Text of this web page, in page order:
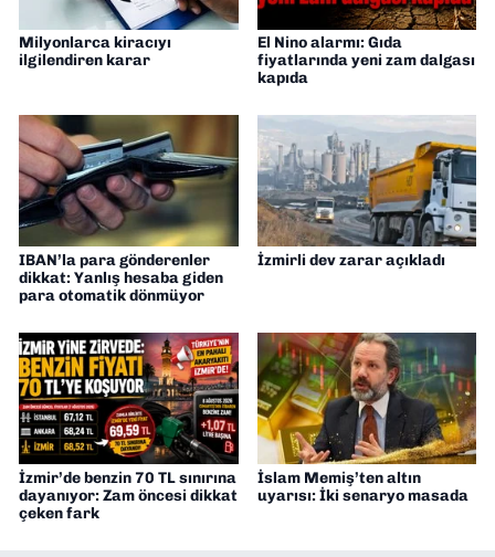
Milyonlarca kiracıyı
ilgilendiren karar
El Nino alarmı: Gıda
fiyatlarında yeni zam dalgası
kapıda
IBAN’la para gönderenler
dikkat: Yanlış hesaba giden
para otomatik dönmüyor
İzmirli dev zarar açıkladı
İzmir’de benzin 70 TL sınırına
dayanıyor: Zam öncesi dikkat
çeken fark
İslam Memiş’ten altın
uyarısı: İki senaryo masada